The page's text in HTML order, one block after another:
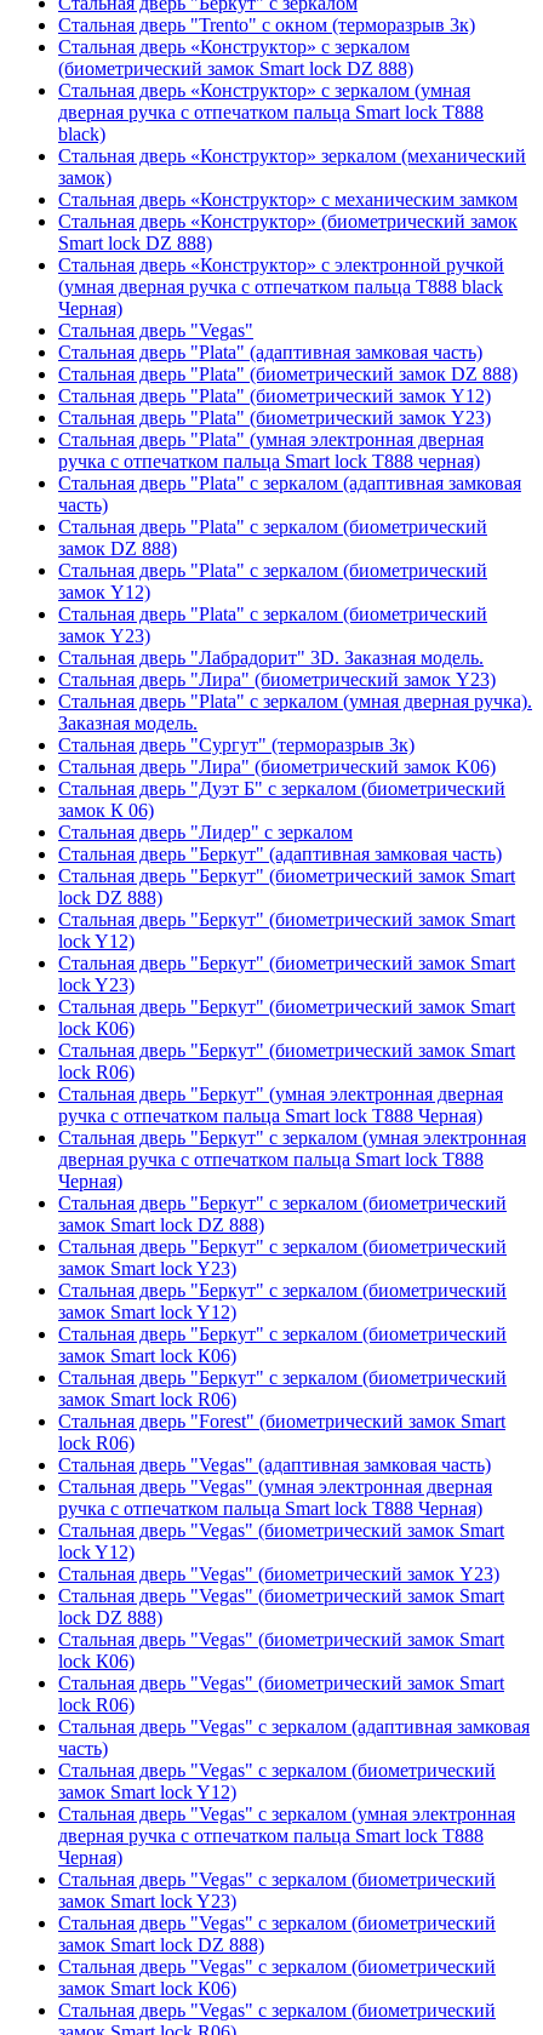
Стальная дверь "Trento" с окном (терморазрыв 3к)
Стальная дверь «Конструктор» с зеркалом
(биометрический замок Smart lock DZ 888)
Стальная дверь «Конструктор» с зеркалом (умная
дверная ручка с отпечатком пальца Smart lock T888
black)
Стальная дверь «Конструктор» зеркалом (механический
замок)
Стальная дверь «Конструктор» с механическим замком
Стальная дверь «Конструктор» (биометрический замок
Smart lock DZ 888)
Стальная дверь «Конструктор» с электронной ручкой
(умная дверная ручка с отпечатком пальца T888 black
Черная)
Стальная дверь "Vegas"
Стальная дверь "Plata" (адаптивная замковая часть)
Стальная дверь "Plata" (биометрический замок DZ 888)
Стальная дверь "Plata" (биометрический замок Y12)
Стальная дверь "Plata" (биометрический замок Y23)
Стальная дверь "Plata" (умная электронная дверная
ручка с отпечатком пальца Smart lock T888 черная)
Стальная дверь "Plata" с зеркалом (адаптивная замковая
часть)
Стальная дверь "Plata" с зеркалом (биометрический
замок DZ 888)
Стальная дверь "Plata" с зеркалом (биометрический
замок Y12)
Стальная дверь "Plata" с зеркалом (биометрический
замок Y23)
Стальная дверь "Лабрадорит" 3D. Заказная модель.
Стальная дверь "Лира" (биометрический замок Y23)
Стальная дверь "Plata" с зеркалом (умная дверная ручка).
Заказная модель.
Стальная дверь "Сургут" (терморазрыв 3к)
Стальная дверь "Лира" (биометрический замок K06)
Стальная дверь "Дуэт Б" с зеркалом (биометрический
замок К 06)
Стальная дверь "Лидер" с зеркалом
Стальная дверь "Беркут" (адаптивная замковая часть)
Стальная дверь "Беркут" (биометрический замок Smart
lock DZ 888)
Стальная дверь "Беркут" (биометрический замок Smart
lock Y12)
Стальная дверь "Беркут" (биометрический замок Smart
lock Y23)
Стальная дверь "Беркут" (биометрический замок Smart
lock К06)
Стальная дверь "Беркут" (биометрический замок Smart
lock R06)
Стальная дверь "Беркут" (умная электронная дверная
ручка с отпечатком пальца Smart lock T888 Черная)
Стальная дверь "Беркут" с зеркалом (умная электронная
дверная ручка с отпечатком пальца Smart lock T888
Черная)
Стальная дверь "Беркут" с зеркалом (биометрический
замок Smart lock DZ 888)
Стальная дверь "Беркут" с зеркалом (биометрический
замок Smart lock Y23)
Стальная дверь "Беркут" с зеркалом (биометрический
замок Smart lock Y12)
Стальная дверь "Беркут" с зеркалом (биометрический
замок Smart lock К06)
Стальная дверь "Беркут" с зеркалом (биометрический
замок Smart lock R06)
Стальная дверь "Forest" (биометрический замок Smart
lock R06)
Стальная дверь "Vegas" (адаптивная замковая часть)
Стальная дверь "Vegas" (умная электронная дверная
ручка с отпечатком пальца Smart lock T888 Черная)
Стальная дверь "Vegas" (биометрический замок Smart
lock Y12)
Стальная дверь "Vegas" (биометрический замок Y23)
Стальная дверь "Vegas" (биометрический замок Smart
lock DZ 888)
Стальная дверь "Vegas" (биометрический замок Smart
lock К06)
Стальная дверь "Vegas" (биометрический замок Smart
lock R06)
Стальная дверь "Vegas" с зеркалом (адаптивная замковая
часть)
Стальная дверь "Vegas" с зеркалом (биометрический
замок Smart lock Y12)
Стальная дверь "Vegas" с зеркалом (умная электронная
дверная ручка с отпечатком пальца Smart lock T888
Черная)
Стальная дверь "Vegas" с зеркалом (биометрический
замок Smart lock Y23)
Стальная дверь "Vegas" с зеркалом (биометрический
замок Smart lock DZ 888)
Стальная дверь "Vegas" с зеркалом (биометрический
замок Smart lock К06)
Стальная дверь "Vegas" с зеркалом (биометрический